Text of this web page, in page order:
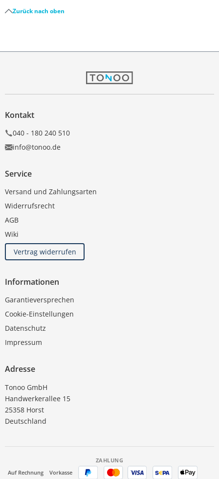
Zurück nach oben
Kontakt
040 - 180 240 510
info@tonoo.de
Service
Versand und Zahlungsarten
Widerrufsrecht
AGB
Wiki
Vertrag widerrufen
Informationen
Garantieversprechen
Cookie-Einstellungen
Datenschutz
Impressum
Adresse
Tonoo GmbH
Handwerkerallee 15
25358 Horst
Deutschland
ZAHLUNG
Auf Rechnung
Vorkasse